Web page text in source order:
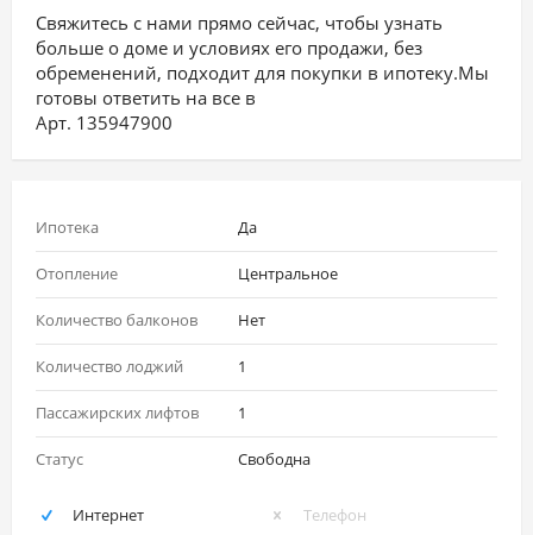
Свяжитесь с нами прямо сейчас, чтобы узнать
больше о доме и условиях его продажи, без
обременений, подходит для покупки в ипотеку.Мы
готовы ответить на все в
Арт. 135947900
Ипотека Да
Отопление Центральное
Количество балконов Нет
Количество лоджий 1
Пассажирских лифтов 1
Статус Свободна
Интернет
Телефон